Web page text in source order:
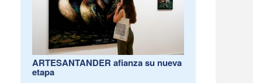
ARTESANTANDER afianza su nueva
etapa